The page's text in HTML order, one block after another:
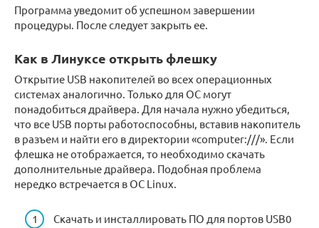
Программа уведомит об успешном завершении
процедуры. После следует закрыть ее.
Как в Линуксе открыть флешку
Открытие USB накопителей во всех операционных
системах аналогично. Только для ОС могут
понадобиться драйвера. Для начала нужно убедиться,
что все USB порты работоспособны, вставив накопитель
в разъем и найти его в директории «computer:///». Если
флешка не отображается, то необходимо скачать
дополнительные драйвера. Подобная проблема
нередко встречается в ОС Linux.
Скачать и инсталлировать ПО для портов USB0